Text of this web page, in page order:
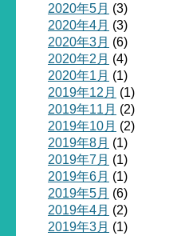
2020年5月 (3)
2020年4月 (3)
2020年3月 (6)
2020年2月 (4)
2020年1月 (1)
2019年12月 (1)
2019年11月 (2)
2019年10月 (2)
2019年8月 (1)
2019年7月 (1)
2019年6月 (1)
2019年5月 (6)
2019年4月 (2)
2019年3月 (1)